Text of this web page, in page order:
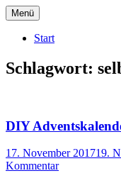
Zum
Inhalt
springen
Website
Menü
Start
Schlagwort:
DIY
17. November 201719.
Kommentar